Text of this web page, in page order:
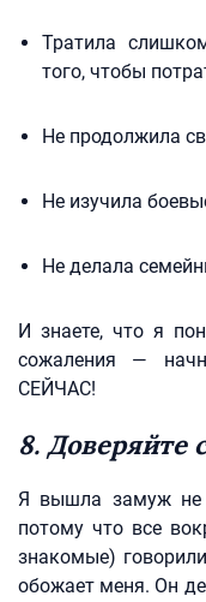
Тратила
того, чтобы
Не продолжила
Не изучила
Не делала
И знаете, что я
сожаления —
СЕЙЧАС!
8. Доверяйте
Я вышла замуж не
потому что все
знакомые)
обожает меня. Он